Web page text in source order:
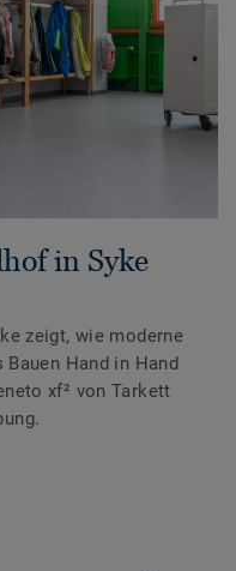
in Syke
zeigt, wie moderne
Hand in Hand
xf² von Tarkett